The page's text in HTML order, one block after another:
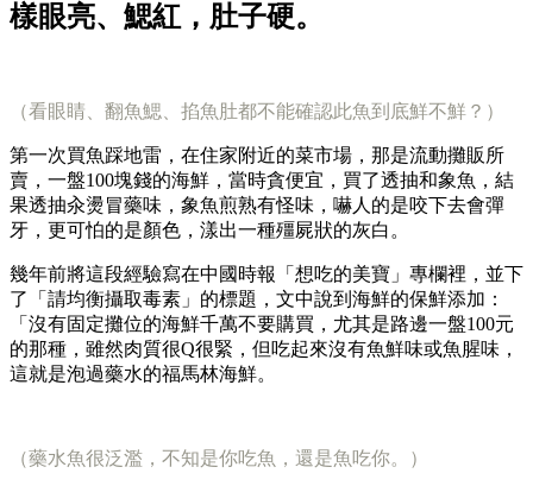
樣眼亮、鰓紅，肚子硬。
（看眼睛、翻魚鰓、掐魚肚都不能確認此魚到底鮮不鮮？）
第一次買魚踩地雷，在住家附近的菜市場，那是流動攤販所
賣，一盤100塊錢的海鮮，當時貪便宜，買了透抽和象魚，結
果透抽汆燙冒藥味，象魚煎熟有怪味，嚇人的是咬下去會彈
牙，更可怕的是顏色，漾出一種殭屍狀的灰白。
幾年前將這段經驗寫在中國時報「想吃的美寶」專欄裡，並下
了「請均衡攝取毒素」的標題，文中說到海鮮的保鮮添加：
「沒有固定攤位的海鮮千萬不要購買，尤其是路邊一盤100元
的那種，雖然肉質很Q很緊，但吃起來沒有魚鮮味或魚腥味，
這就是泡過藥水的福馬林海鮮。
（藥水魚很泛濫，不知是你吃魚，還是魚吃你。）